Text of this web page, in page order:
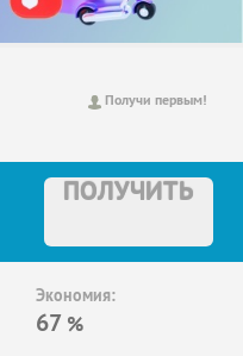
Получи первым!
ПОЛУЧИТЬ
Экономия:
67 %